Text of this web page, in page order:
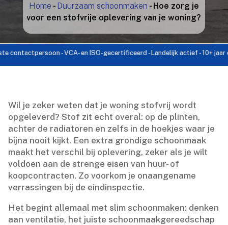
Home - Duurzaam schoonmaken - Hoe zorg je
voor een stofvrije oplevering van je woning?
- VCA- en ISO-gecertificeerd - Landelijk actief - 10+ jaar
Wil je zeker weten dat je woning stofvrij wordt
opgeleverd? Stof zit echt overal: op de plinten,
achter de radiatoren en zelfs in de hoekjes waar je
bijna nooit kijkt.​ Een extra grondige schoonmaak
maakt het verschil bij oplevering, zeker als je wilt
voldoen aan de strenge eisen van huur- of
koopcontracten.​ Zo voorkom je onaangename
verrassingen bij de eindinspectie.​
Het begint allemaal met slim schoonmaken: denken
aan ventilatie, het juiste schoonmaakgereedschap